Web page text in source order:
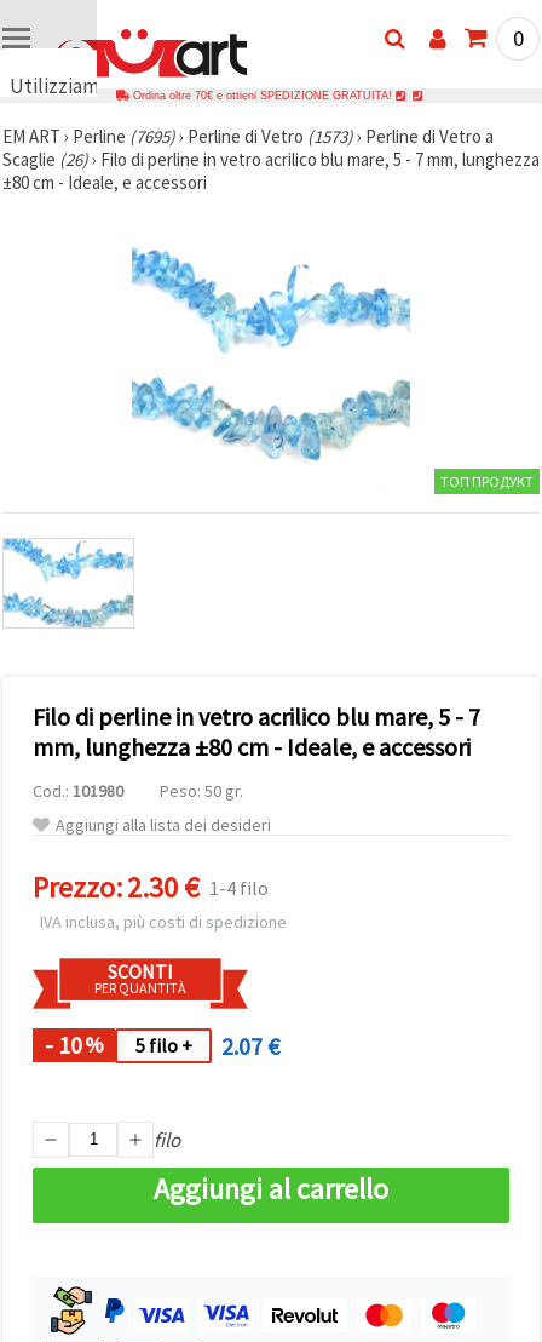
Utilizziamo
🍪
Utilizziamo
cookie e
migliorare
offerta e
visualizzare
contenuti
personalizzati.
tutti i
Clicca su
Cookie" per
personalizzare
le tue
modificare
il tuo
in qualsiasi
momento.
Per ulteriori
informazioni,
consultare
la nostra
l'Informativa
privacy.
verranno
tecnicamente
necessari.
https://www.em-
0
Ordina oltre 70€ e ottieni SPEDIZIONE GRATUITA!
EM ART › Perline (7695)› Perline di Vetro (1573)› Perline di Vetro a
Scaglie (26)› Filo di perline in vetro acrilico blu mare, 5 - 7 mm, lunghezza
±80 cm - Ideale, e accessori
ТОП ПРОДУКТ
Filo di perline in vetro acrilico blu mare, 5 - 7
mm, lunghezza ±80 cm - Ideale, e accessori
Cod.: 101980
Peso: 50 gr.
Aggiungi alla lista dei desideri
Prezzo:2.30 € 1-4 filo
IVA inclusa, più costi di spedizione
SCONTI
PER QUANTITÀ
- 10% 5 filo + 2.07 €
filo
Aggiungi al carrello